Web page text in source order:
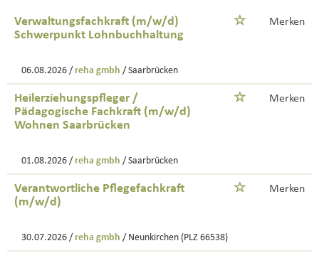
Verwaltungsfachkraft (m/w/d)
Schwerpunkt Lohnbuchhaltung
Merken
06.08.2026 / reha gmbh / Saarbrücken
Heilerziehungspfleger /
Pädagogische Fachkraft (m/w/d)
Wohnen Saarbrücken
Merken
01.08.2026 / reha gmbh / Saarbrücken
Verantwortliche Pflegefachkraft
(m/w/d)
Merken
30.07.2026 / reha gmbh / Neunkirchen (PLZ 66538)